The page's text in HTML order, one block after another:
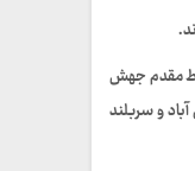
خط مقدم جهش
و سربلند